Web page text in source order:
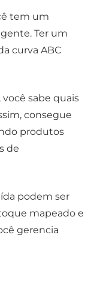
tem um
Ter um
curva ABC
sabe quais
consegue
produtos
de
podem ser
mapeado e
gerencia